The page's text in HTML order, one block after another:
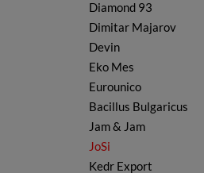
Snacks & Chips
Süßigkeiten & Bonbons
Tee
Wurst
Wasser
Diamond 93
Dimitar Majarov
Devin
Eko Mes
Eurounico
Bacillus Bulgaricus
Jam & Jam
JoSi
Kedr Export